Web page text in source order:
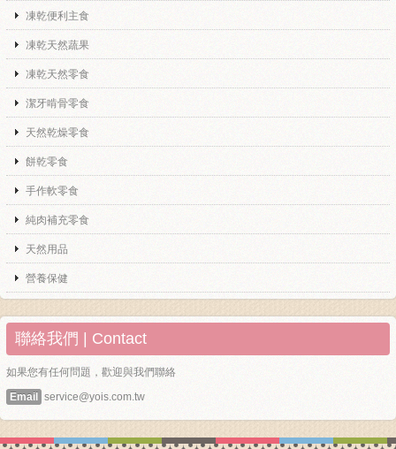
凍乾便利主食
凍乾天然蔬果
凍乾天然零食
潔牙啃骨零食
天然乾燥零食
餅乾零食
手作軟零食
純肉補充零食
天然用品
營養保健
聯絡我們 | Contact
如果您有任何問題，歡迎與我們聯絡
Email
service@yois.com.tw